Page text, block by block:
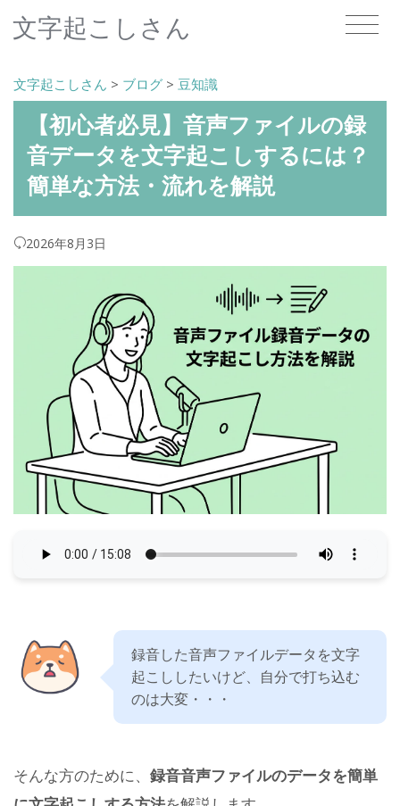
文字起こしさん
文字起こしさん > ブログ > 豆知識
【初心者必見】音声ファイルの録
音データを文字起こしするには？
簡単な方法・流れを解説
2026年8月3日
録音した音声ファイルデータを文字
起こししたいけど、自分で打ち込む
のは大変・・・
そんな方のために、 録音音声ファイルのデータを簡単